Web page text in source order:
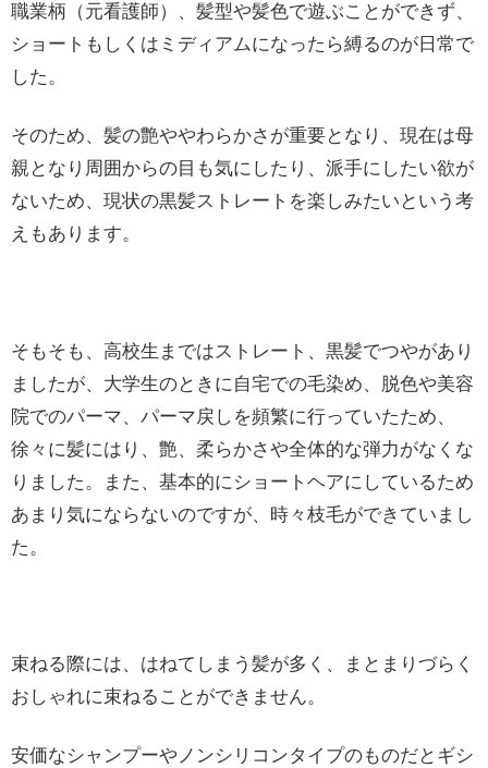
職業柄（元看護師）、髪型や髪色で遊ぶことができず、
ショートもしくはミディアムになったら縛るのが日常で
した。
そのため、髪の艶ややわらかさが重要となり、現在は母
親となり周囲からの目も気にしたり、派手にしたい欲が
ないため、現状の黒髪ストレートを楽しみたいという考
えもあります。
そもそも、高校生まではストレート、黒髪でつやがあり
ましたが、大学生のときに自宅での毛染め、脱色や美容
院でのパーマ、パーマ戻しを頻繁に行っていたため、
徐々に髪にはり、艶、柔らかさや全体的な弾力がなくな
りました。また、基本的にショートヘアにしているため
あまり気にならないのですが、時々枝毛ができていまし
た。
束ねる際には、はねてしまう髪が多く、まとまりづらく
おしゃれに束ねることができません。
安価なシャンプーやノンシリコンタイプのものだとギシ